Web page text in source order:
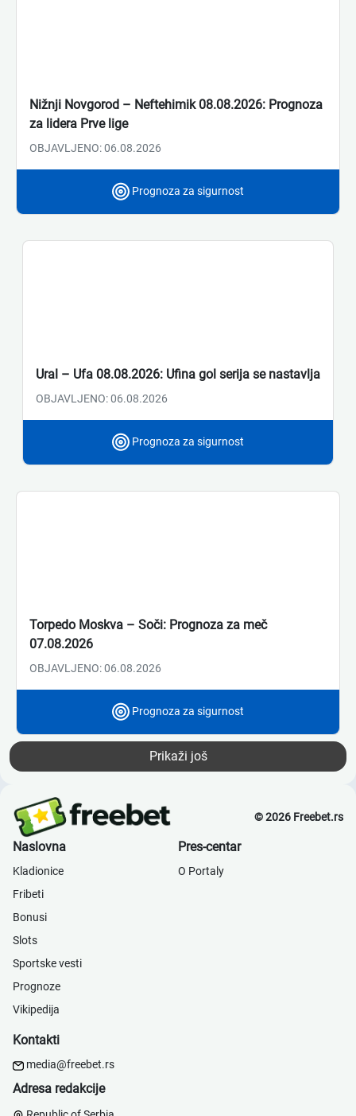
Nižnji Novgorod – Neftehimik 08.08.2026: Prognoza
za lidera Prve lige
OBJAVLJENO: 06.08.2026
Prognoza za sigurnost
Ural – Ufa 08.08.2026: Ufina gol serija se nastavlja
OBJAVLJENO: 06.08.2026
Prognoza za sigurnost
Torpedo Moskva – Soči: Prognoza za meč
07.08.2026
OBJAVLJENO: 06.08.2026
Prognoza za sigurnost
Prikaži još
© 2026 Freebet.rs
Naslovna
Kladionice
Fribeti
Bonusi
Slots
Sportske vesti
Prognoze
Vikipedija
Pres-centar
О Portaly
Kontakti
media@freebet.rs
Adresa redakcije